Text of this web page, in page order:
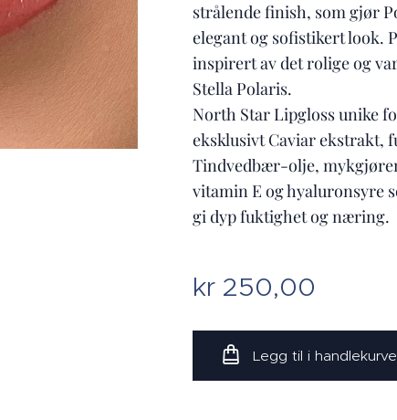
strålende finish, som gjør
elegant og sofistikert look.
inspirert av det rolige og
Stella Polaris.
North Star Lipgloss unike
eksklusivt Caviar ekstrakt,
Tindvedbær-olje,
vitamin E og hyaluronsyre
gi dyp fuktighet og næring.
kr 250,00
Legg til i